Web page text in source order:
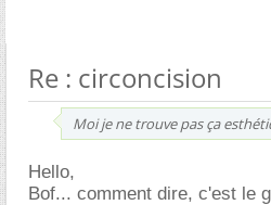
Re : circoncision
Moi je ne trouve pas ça
Hello,
Bof... comment dire, c'est le